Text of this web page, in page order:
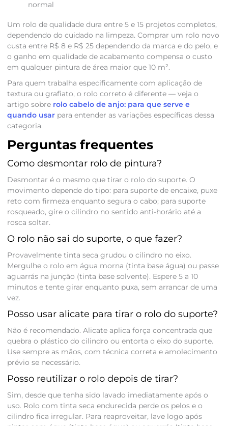
normal
Um rolo de qualidade dura entre 5 e 15 projetos completos,
dependendo do cuidado na limpeza. Comprar um rolo novo
custa entre R$ 8 e R$ 25 dependendo da marca e do pelo, e
o ganho em qualidade de acabamento compensa o custo
em qualquer pintura de área maior que 10 m².
Para quem trabalha especificamente com aplicação de
textura ou grafiato, o rolo correto é diferente — veja o
artigo sobre rolo cabelo de anjo: para que serve e
quando usarpara entender as variações específicas dessa
categoria.
Perguntas frequentes
Como desmontar rolo de pintura?
Desmontar é o mesmo que tirar o rolo do suporte. O
movimento depende do tipo: para suporte de encaixe, puxe
reto com firmeza enquanto segura o cabo; para suporte
rosqueado, gire o cilindro no sentido anti-horário até a
rosca soltar.
O rolo não sai do suporte, o que fazer?
Provavelmente tinta seca grudou o cilindro no eixo.
Mergulhe o rolo em água morna (tinta base água) ou passe
aguarrás na junção (tinta base solvente). Espere 5 a 10
minutos e tente girar enquanto puxa, sem arrancar de uma
vez.
Posso usar alicate para tirar o rolo do suporte?
Não é recomendado. Alicate aplica força concentrada que
quebra o plástico do cilindro ou entorta o eixo do suporte.
Use sempre as mãos, com técnica correta e amolecimento
prévio se necessário.
Posso reutilizar o rolo depois de tirar?
Sim, desde que tenha sido lavado imediatamente após o
uso. Rolo com tinta seca endurecida perde os pelos e o
cilindro fica irregular. Para reaproveitar, lave logo após